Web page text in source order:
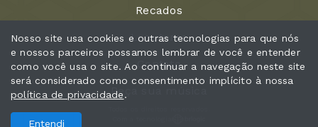
Recados
Locutores
Contato
Peça sua música
Nosso site usa cookies e outras tecnologias para que nós
e nossos parceiros possamos lembrar de você e entender
como você usa o site. Ao continuar a navegação neste site
será considerado como consentimento implícito à nossa
política de privacidade.
Entendi